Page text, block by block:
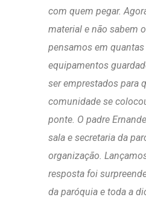
com quem pegar.
material e não sabem
pensamos em
equipamentos
ser emprestados para
comunidade se
ponte. O padre
sala e secretaria da
organização.
resposta foi
da paróquia e toda a